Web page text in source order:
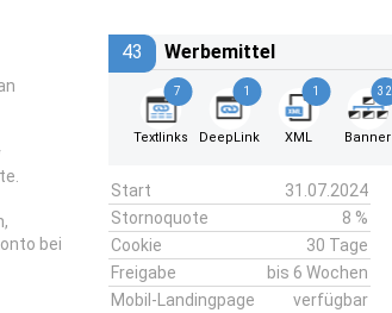
bei
43 Werbemittel
7
Textlinks
1
DeepLink
1
XML
32
Banner
Start
31.07.2024
Stornoquote
8 %
Cookie
30 Tage
Freigabe
bis 6 Wochen
Mobil-Landingpage
verfügbar